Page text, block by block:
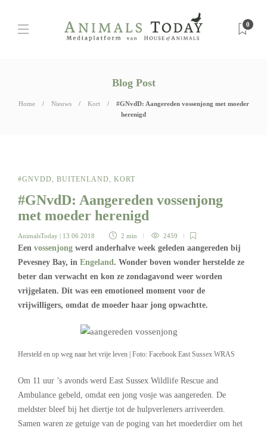
0
Blog Post
Home Nieuws Kort
#GNvdD: Aangereden vossenjong met moeder
herenigd
#GNVDD, BUITENLAND, KORT
#GNvdD: Aangereden vossenjong
met moeder herenigd
AnimalsToday | 13 06 2018 2 min 2459
Een vossenjong werd anderhalve week geleden aangereden bij
Pevesney Bay, in Engeland. Wonder boven wonder herstelde ze
beter dan verwacht en kon ze zondagavond weer worden
vrijgelaten. Dit was een emotioneel moment voor de
vrijwilligers, omdat de moeder haar jong opwachtte.
Hersteld en op weg naar het vrije leven | Foto: Facebook East Sussex WRAS
Om 11 uur ’s avonds werd East Sussex Wildlife Rescue and
Ambulance gebeld, omdat een jong vosje was aangereden. De
meldster bleef bij het diertje tot de hulpverleners arriveerden.
Samen waren ze getuige van de poging van het moederdier om het